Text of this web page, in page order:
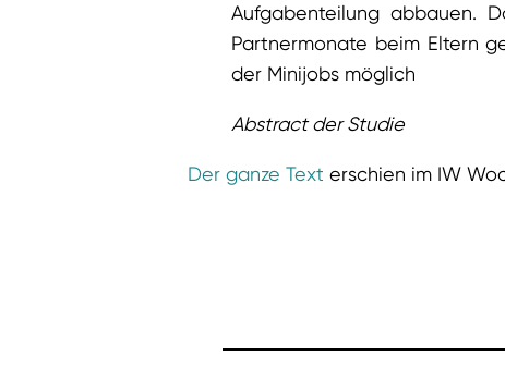
Aufgabenteilung abbauen.
Partnermonate beim Eltern
der Minijobs möglich
Abstract der Studie
Der ganze Text erschien im IW